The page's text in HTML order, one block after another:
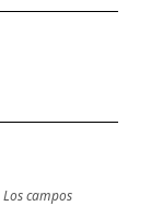
Los campos